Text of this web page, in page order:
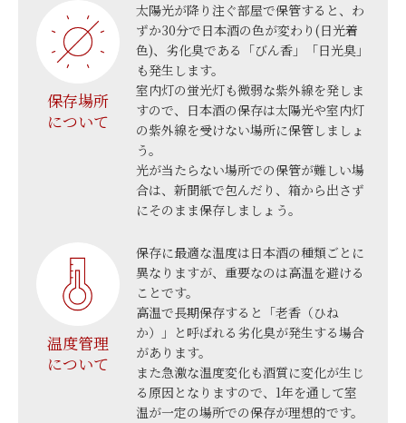
保存場所
について
太陽光が降り注ぐ部屋で保管すると、わ
ずか30分で日本酒の色が変わり(日光着
色)、劣化臭である「びん香」「日光臭」
も発生します。
室内灯の蛍光灯も微弱な紫外線を発しま
すので、日本酒の保存は太陽光や室内灯
の紫外線を受けない場所に保管しましょ
う。
光が当たらない場所での保管が難しい場
合は、新聞紙で包んだり、箱から出さず
にそのまま保存しましょう。
温度管理
について
保存に最適な温度は日本酒の種類ごとに
異なりますが、重要なのは高温を避ける
ことです。
高温で長期保存すると「老香（ひね
か）」と呼ばれる劣化臭が発生する場合
があります。
また急激な温度変化も酒質に変化が生じ
る原因となりますので、1年を通して室
温が一定の場所での保存が理想的です。